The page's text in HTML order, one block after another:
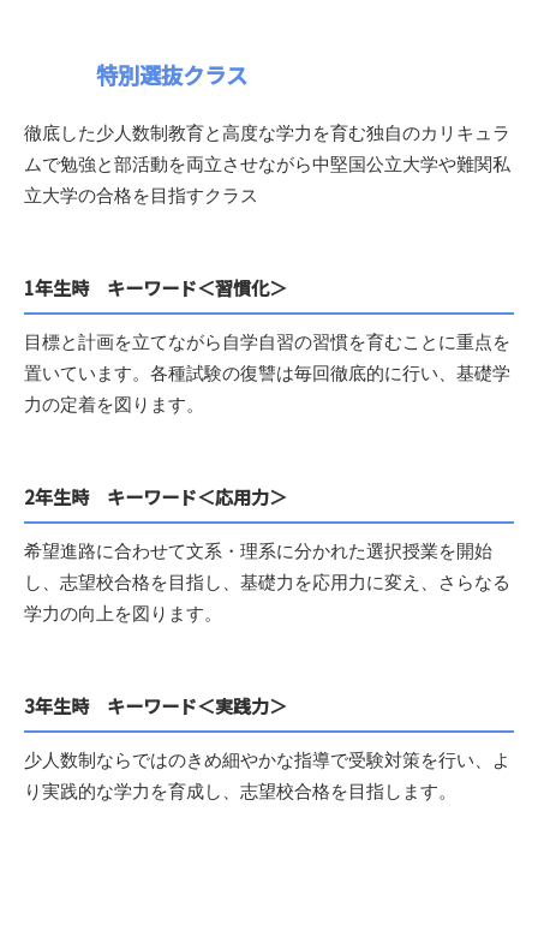
特別選抜クラス
徹底した少人数制教育と高度な学力を育む独自のカリキュラ
ムで勉強と部活動を両立させながら中堅国公立大学や難関私
立大学の合格を目指すクラス
1年生時 キーワード＜習慣化＞
目標と計画を立てながら自学自習の習慣を育むことに重点を
置いています。各種試験の復讐は毎回徹底的に行い、基礎学
力の定着を図ります。
2年生時 キーワード＜応用力＞
希望進路に合わせて文系・理系に分かれた選択授業を開始
し、志望校合格を目指し、基礎力を応用力に変え、さらなる
学力の向上を図ります。
3年生時 キーワード＜実践力＞
少人数制ならではのきめ細やかな指導で受験対策を行い、よ
り実践的な学力を育成し、志望校合格を目指します。